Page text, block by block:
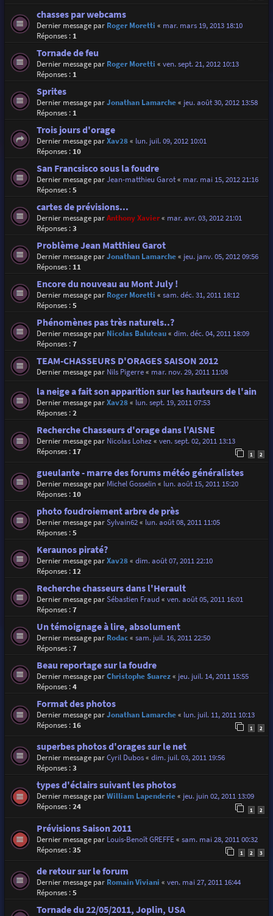
chasses par webcams
Dernier message par Roger Moretti « mar. mars 19, 2013 18:10
Réponses : 1
Tornade de feu
Dernier message par Roger Moretti « ven. sept. 21, 2012 10:13
Réponses : 1
Sprites
Dernier message parJonathan Lamarche« jeu. août 30, 2012 13:58
Réponses : 1
Trois jours d'orage
Dernier message parXav28« lun. juil. 09, 2012 10:01
Réponses : 10
San Francsisco sous la foudre
Dernier message parJean-matthieu Garot« mar. mai 15, 2012 21:16
Réponses :5
cartes de prévisions...
Dernier message parAnthony Xavier« mar. avr. 03, 2012 21:01
Réponses :3
Problème Jean Matthieu Garot
Dernier message parJonathan Lamarche« jeu. janv. 05, 2012 09:56
Réponses : 11
Encore du nouveau au Mont July !
Dernier message par Roger Moretti « sam. déc. 31, 2011 18:12
Réponses :5
Phénomènes pas très naturels..?
Dernier message par Nicolas Baluteau« dim. déc. 04, 2011 18:09
Réponses :7
TEAM-CHASSEURS D'ORAGES SAISON 2012
Dernier message par Nils Pigerre« mar. nov. 29, 2011 11:08
la neige a fait son apparition sur les hauteurs de l'ain
Dernier message parXav28« lun. sept. 19, 2011 07:53
Réponses :2
Recherche Chasseurs d'orage dans l'AISNE
Dernier message par Nicolas Lohez« ven. sept. 02, 2011 13:13
Réponses : 17 1 2
gueulante - marre des forums météo généralistes
Dernier message par Michel Gosselin« lun. août 15, 2011 15:20
Réponses : 10
photo foudroiement arbre de près
Dernier message parSylvain62« lun. août 08, 2011 11:05
Réponses :5
Keraunos piraté?
Dernier message parXav28« dim. août 07, 2011 22:10
Réponses : 12
Recherche chasseurs dans l'Herault
Dernier message parSébastien Fraud« ven. août 05, 2011 16:01
Réponses :7
Un témoignage à lire, absolument
Dernier message par Rodac« sam. juil. 16, 2011 22:50
Réponses :7
Beau reportage sur la foudre
Dernier message parChristophe Suarez« jeu. juil. 14, 2011 15:55
Réponses :4
Format des photos
Dernier message parJonathan Lamarche« lun. juil. 11, 2011 10:13
Réponses : 16 1 2
superbes photos d'orages sur le net
Dernier message parCyril Dubos« dim. juil. 03, 2011 19:56
Réponses :3
types d'éclairs suivant les photos
Dernier message parWilliam Lapenderie« jeu. juin 02, 2011 13:09
Réponses :24 1 2
Prévisions Saison 2011
Dernier message par Louis-Benoît GREFFE« sam. mai 28, 2011 00:32
Réponses :35 1 2 3
de retour sur le forum
Dernier message par Romain Viviani « ven. mai 27, 2011 16:44
Réponses :5
Tornade du 22/05/2011, Joplin, USA